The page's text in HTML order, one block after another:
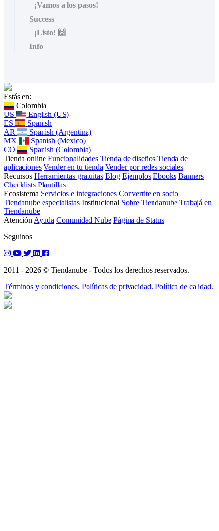
¡Vamos a los pasos!
Success
¡Listo! 🙌
Info
Estás en:
Colombia
US
English (US)
ES
Spanish
AR
Spanish (Argentina)
MX
Spanish (Mexico)
CO
Spanish (Colombia)
Tienda online Funcionalidades Tienda de diseños Tienda de
aplicaciones Vender en tu tienda Vender por redes sociales
Recursos Herramientas gratuitas Blog Ejemplos Ebooks Banners
Checklists Plantillas
Ecosistema Servicios e integraciones Convertite en socio
Tiendanube especialistas Institucional Sobre Tiendanube Trabajá en
Tiendanube
Atención Ayuda Comunidad Nube Página de Status
Seguinos
2011 - 2026 © Tiendanube - Todos los derechos reservados.
Términos y condiciones. Políticas de privacidad. Política de calidad.